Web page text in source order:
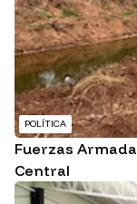
POLÍTICA
Fuerzas
Central